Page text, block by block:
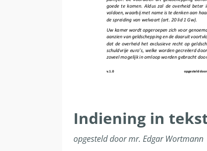
Indiening in
opgesteld door mr. Edgar Wortmann